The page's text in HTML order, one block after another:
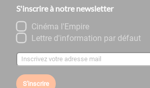
S'inscrire à notre newsletter
Cinéma l'Empire
Lettre d'information par défaut
S'inscrire